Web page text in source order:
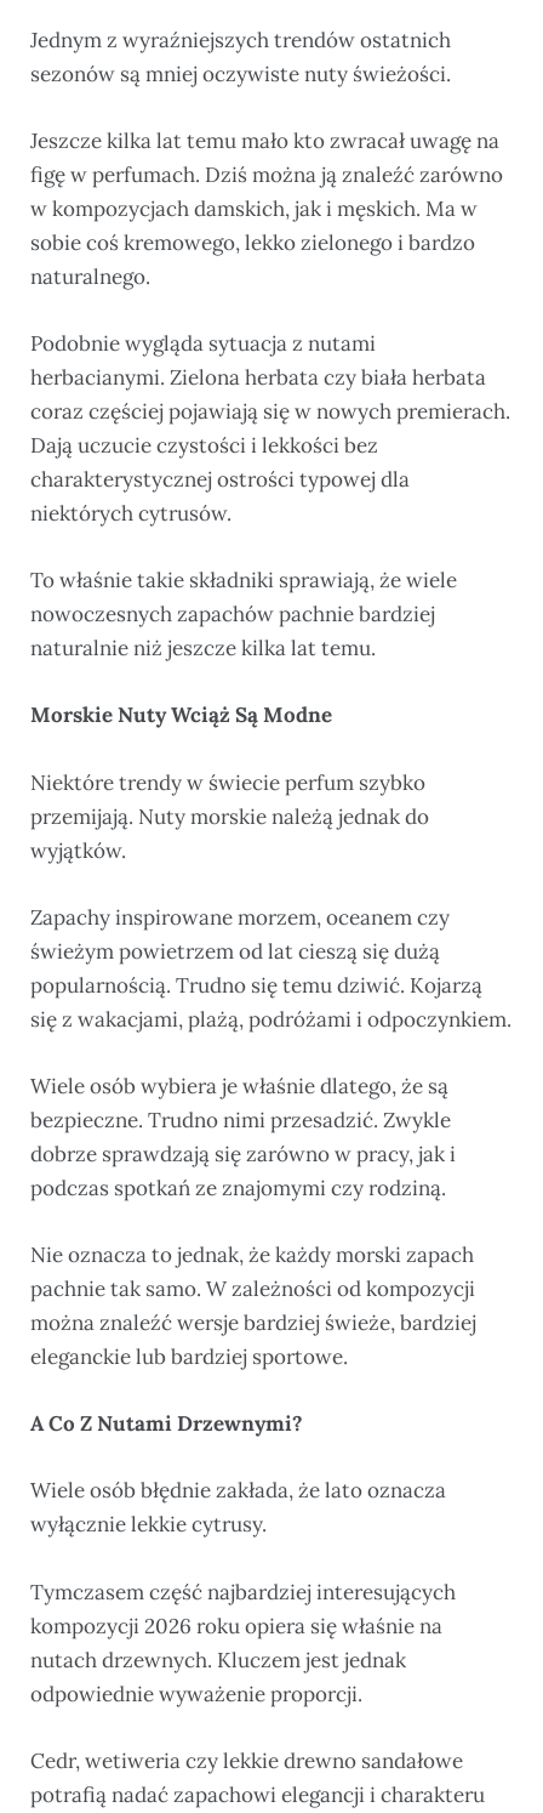
Jednym z wyraźniejszych trendów ostatnich
sezonów są mniej oczywiste nuty świeżości.
Jeszcze kilka lat temu mało kto zwracał uwagę na
figę w perfumach. Dziś można ją znaleźć zarówno
w kompozycjach damskich, jak i męskich. Ma w
sobie coś kremowego, lekko zielonego i bardzo
naturalnego.
Podobnie wygląda sytuacja z nutami
herbacianymi. Zielona herbata czy biała herbata
coraz częściej pojawiają się w nowych premierach.
Dają uczucie czystości i lekkości bez
charakterystycznej ostrości typowej dla
niektórych cytrusów.
To właśnie takie składniki sprawiają, że wiele
nowoczesnych zapachów pachnie bardziej
naturalnie niż jeszcze kilka lat temu.
Morskie Nuty Wciąż Są Modne
Niektóre trendy w świecie perfum szybko
przemijają. Nuty morskie należą jednak do
wyjątków.
Zapachy inspirowane morzem, oceanem czy
świeżym powietrzem od lat cieszą się dużą
popularnością. Trudno się temu dziwić. Kojarzą
się z wakacjami, plażą, podróżami i odpoczynkiem.
Wiele osób wybiera je właśnie dlatego, że są
bezpieczne. Trudno nimi przesadzić. Zwykle
dobrze sprawdzają się zarówno w pracy, jak i
podczas spotkań ze znajomymi czy rodziną.
Nie oznacza to jednak, że każdy morski zapach
pachnie tak samo. W zależności od kompozycji
można znaleźć wersje bardziej świeże, bardziej
eleganckie lub bardziej sportowe.
A Co Z Nutami Drzewnymi?
Wiele osób błędnie zakłada, że lato oznacza
wyłącznie lekkie cytrusy.
Tymczasem część najbardziej interesujących
kompozycji 2026 roku opiera się właśnie na
nutach drzewnych. Kluczem jest jednak
odpowiednie wyważenie proporcji.
Cedr, wetiweria czy lekkie drewno sandałowe
potrafią nadać zapachowi elegancji i charakteru